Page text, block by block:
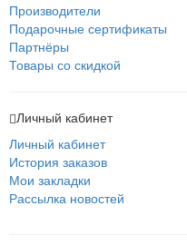
Производители
Подарочные сертификаты
Партнёры
Товары со скидкой
Личный кабинет
Личный кабинет
История заказов
Мои закладки
Рассылка новостей